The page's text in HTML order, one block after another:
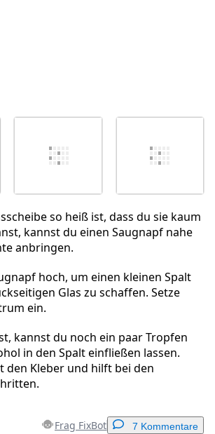
so heiß ist, dass du sie kaum
kannst du einen Saugnapf nahe
anbringen.
hoch, um einen kleinen Spalt
Glas zu schaffen. Setze
ein.
kannst du noch ein paar Tropfen
in den Spalt einfließen lassen.
den Kleber und hilft bei den
Frag FixBot 7 Kommentare